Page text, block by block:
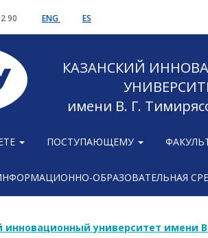
90 ENG ES
КАЗАНСКИЙ
имени В. Г.
ПОСТУПАЮЩЕМУ
ОБРАЗОВАТЕЛЬНАЯ
инновационный университет имени